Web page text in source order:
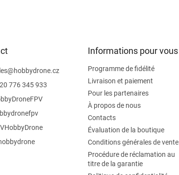
@hobbydrone.cz
776 345 933
Informations pour vous
Programme de fidélité
Livraison et paiement
Pour les partenaires
À propos de nous
Contacts
Évaluation de la boutique
Conditions générales de vente
Procédure de réclamation au
titre de la garantie